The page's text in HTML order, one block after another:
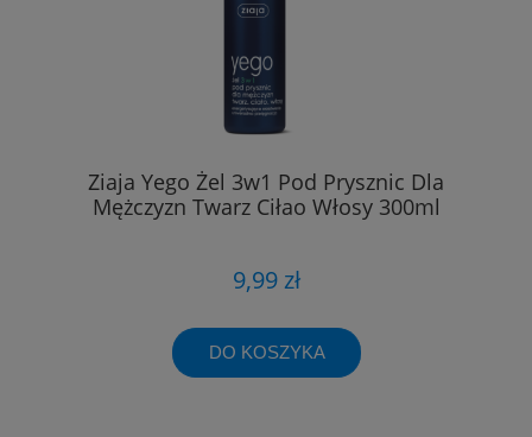
Ziaja Yego Żel 3w1 Pod Prysznic Dla
Mężczyzn Twarz Ciłao Włosy 300ml
9,99 zł
DO KOSZYKA